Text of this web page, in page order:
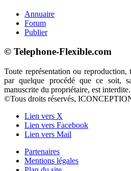
Annuaire
Forum
Publier
© Telephone-Flexible.com
Toute représentation ou
par quelque procédé que ce soit,
manuscrite du propriétaire, est interdite.
©Tous droits réservés,
Lien vers X
Lien vers Facebook
Lien vers Mail
Partenaires
Mentions légales